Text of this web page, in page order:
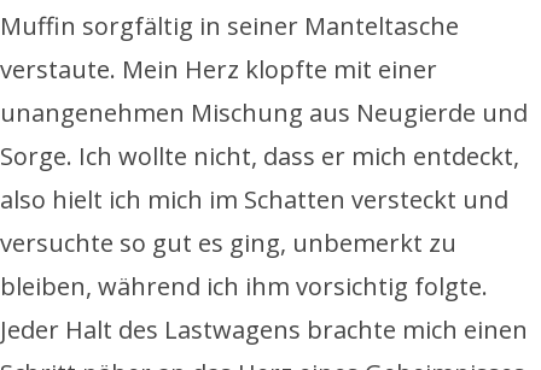
Muffin sorgfältig in seiner Manteltasche
verstaute. Mein Herz klopfte mit einer
unangenehmen Mischung aus Neugierde und
Sorge. Ich wollte nicht, dass er mich entdeckt,
also hielt ich mich im Schatten versteckt und
versuchte so gut es ging, unbemerkt zu
bleiben, während ich ihm vorsichtig folgte.
Jeder Halt des Lastwagens brachte mich einen